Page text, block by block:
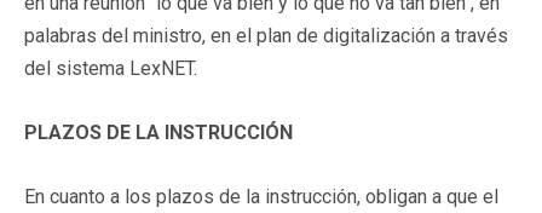
palabras del ministro, en el plan de digitalización a través
del sistema LexNET.
PLAZOS DE LA INSTRUCCIÓN
En cuanto a los plazos de la instrucción, obligan a que el